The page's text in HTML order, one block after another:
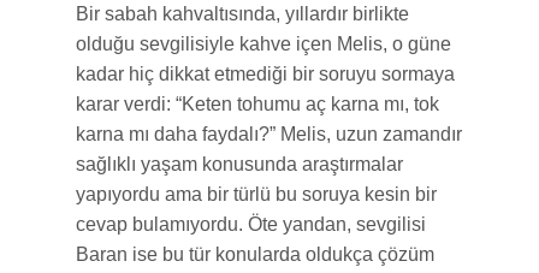
Bir sabah kahvaltısında, yıllardır birlikte
olduğu sevgilisiyle kahve içen Melis, o güne
kadar hiç dikkat etmediği bir soruyu sormaya
karar verdi: “Keten tohumu aç karna mı, tok
karna mı daha faydalı?” Melis, uzun zamandır
sağlıklı yaşam konusunda araştırmalar
yapıyordu ama bir türlü bu soruya kesin bir
cevap bulamıyordu. Öte yandan, sevgilisi
Baran ise bu tür konularda oldukça çözüm